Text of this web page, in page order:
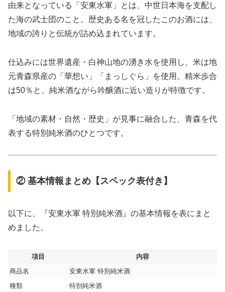
由来となっている「安東水軍」とは、中世日本海を支配し
た海の武士団のこと。歴史ある名を冠したこのお酒には、
地域の誇りと伝統が詰め込まれています。
仕込みには世界遺産・白神山地の湧き水を使用し、米は地
元青森県産の「華想い」「まっしぐら」を使用。精米歩合
は50％と、純米酒ながら吟醸酒に近い造りが特徴です。
「地域の素材・自然・歴史」が見事に融合した、青森を代
表する特別純米酒のひとつです。
② 基本情報まとめ【スペック表付き】
以下に、『安東水軍 特別純米酒』の基本情報を表にまと
めました。
項目
内容
商品名
安東水軍 特別純米酒
種類
特別純米酒